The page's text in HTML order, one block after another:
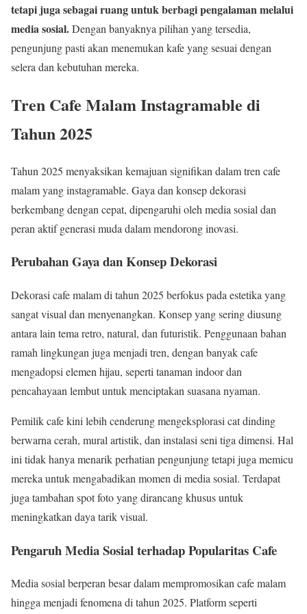
tetapi juga sebagai ruang untuk berbagi pengalaman melalui
media sosial.Dengan banyaknya pilihan yang tersedia,
pengunjung pasti akan menemukan kafe yang sesuai dengan
selera dan kebutuhan mereka.
Tren Cafe Malam Instagramable di
Tahun 2025
Tahun 2025 menyaksikan kemajuan signifikan dalam tren cafe
malam yang instagramable. Gaya dan konsep dekorasi
berkembang dengan cepat, dipengaruhi oleh media sosial dan
peran aktif generasi muda dalam mendorong inovasi.
Perubahan Gaya dan Konsep Dekorasi
Dekorasi cafe malam di tahun 2025 berfokus pada estetika yang
sangat visual dan menyenangkan. Konsep yang sering diusung
antara lain tema retro, natural, dan futuristik. Penggunaan bahan
ramah lingkungan juga menjadi tren, dengan banyak cafe
mengadopsi elemen hijau, seperti tanaman indoor dan
pencahayaan lembut untuk menciptakan suasana nyaman.
Pemilik cafe kini lebih cenderung mengeksplorasi cat dinding
berwarna cerah, mural artistik, dan instalasi seni tiga dimensi. Hal
ini tidak hanya menarik perhatian pengunjung tetapi juga memicu
mereka untuk mengabadikan momen di media sosial. Terdapat
juga tambahan spot foto yang dirancang khusus untuk
meningkatkan daya tarik visual.
Pengaruh Media Sosial terhadap Popularitas Cafe
Media sosial berperan besar dalam mempromosikan cafe malam
hingga menjadi fenomena di tahun 2025. Platform seperti